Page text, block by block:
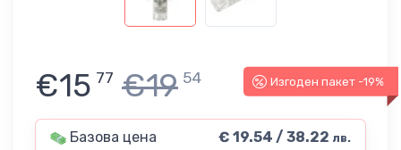
Изгоден пакет -19%
€15 77 €19 54
Базова цена € 19.54 / 38.22 лв.